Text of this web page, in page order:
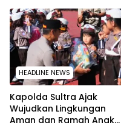
melalui Kabid Humas
HEADLINE NEWS
Kapolda Sultra Ajak
Wujudkan Lingkungan
Aman dan Ramah Anak